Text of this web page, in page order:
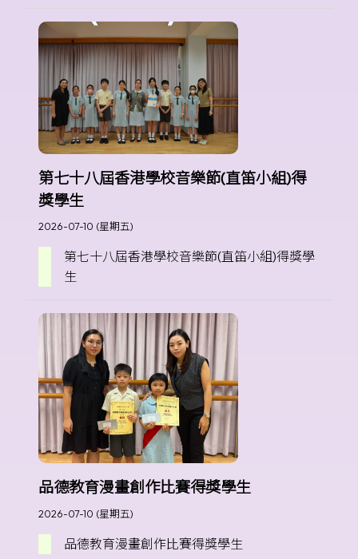
第七十八屆香港學校音樂節(直笛小組)得
獎學生
2026-07-10 (星期五)
第七十八屆香港學校音樂節(直笛小組)得獎學
生
品德教育漫畫創作比賽得獎學生
2026-07-10 (星期五)
品德教育漫畫創作比賽得獎學生